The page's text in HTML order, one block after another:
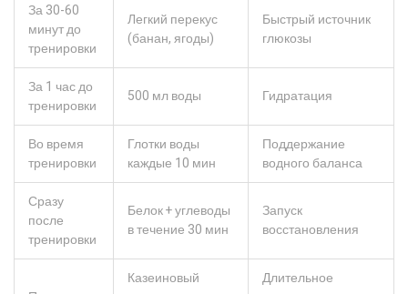
За 30-60
минут до
тренировки
Легкий перекус
(банан, ягоды)
Быстрый источник
глюкозы
За 1 час до
тренировки
500 мл воды Гидратация
Во время
тренировки
Глотки воды
каждые 10 мин
Поддержание
водного баланса
Сразу
после
тренировки
Белок + углеводы
в течение 30 мин
Запуск
восстановления
Казеиновый
Длительное